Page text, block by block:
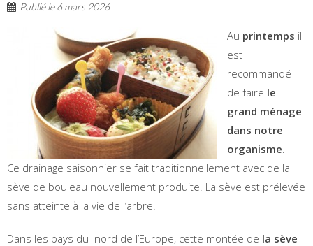
Publié le6 mars 2026
Au printemps il
est
recommandé
de faire le
grand ménage
dans notre
organisme.
Ce drainage saisonnier se fait traditionnellement avec de la
sève de bouleau nouvellement produite. La sève est prélevée
sans atteinte à la vie de l’arbre.
Dans les pays du nord de l’Europe, cette montée de la sève